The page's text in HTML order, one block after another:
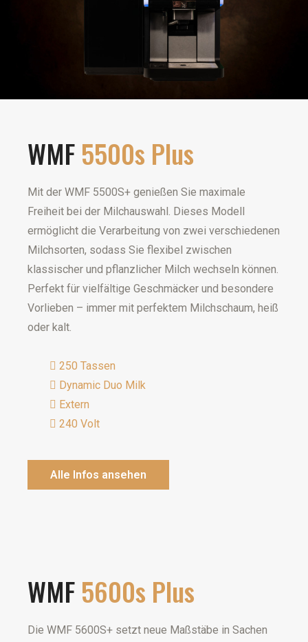
WMF5500s Plus
Mit der WMF 5500S+ genießen Sie maximale
Freiheit bei der Milchauswahl. Dieses Modell
ermöglicht die Verarbeitung von zwei verschiedenen
Milchsorten, sodass Sie flexibel zwischen
klassischer und pflanzlicher Milch wechseln können.
Perfekt für vielfältige Geschmäcker und besondere
Vorlieben – immer mit perfektem Milchschaum, heiß
oder kalt.
250 Tassen
Dynamic Duo Milk
Extern
240 Volt
Alle Infos ansehen
WMF5600s Plus
Die WMF 5600S+ setzt neue Maßstäbe in Sachen